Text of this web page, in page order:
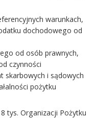
warunkach,
dochodowego od
od osób prawnych,
czynności
skarbowych i sądowych
pożytku
tys. Organizacji Pożytku